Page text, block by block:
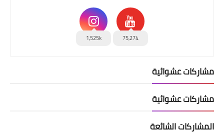
75,274
1,525k
مشاركات عشوائية
مشاركات عشوائية
المشاركات الشائعة